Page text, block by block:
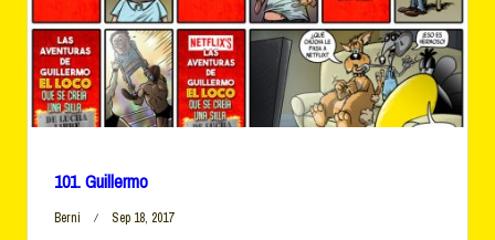
101. Guillermo
Berni Sep 18, 2017